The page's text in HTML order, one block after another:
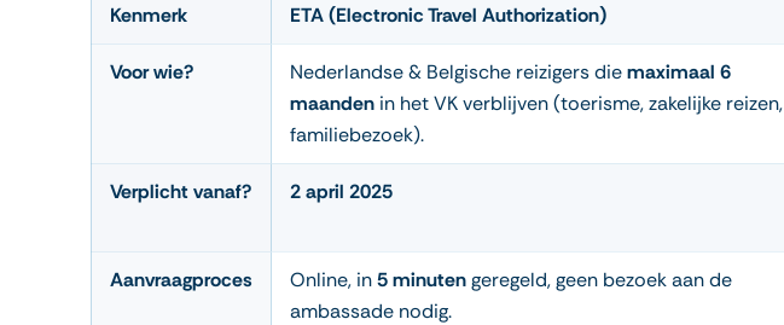
Kenmerk ETA (Electronic Travel Authorization)
Voor wie? Nederlandse & Belgische reizigers diemaximaal 6
maanden in het VK verblijven (toerisme, zakelijke reizen,
familiebezoek).
Verplicht vanaf? 2 april 2025
Aanvraagproces Online, in5 minutengeregeld, geen bezoek aan de
ambassade nodig.